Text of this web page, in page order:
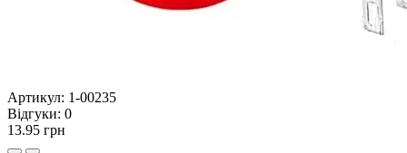
Артикул: 1-00235
Відгуки: 0
13.95 грн